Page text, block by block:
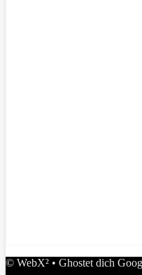
© WebX² • Ghostet dich